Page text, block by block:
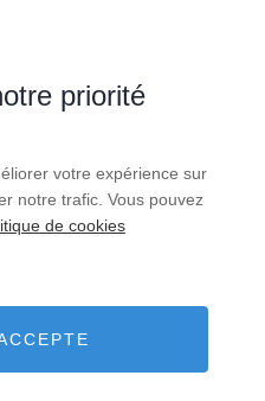
priorité
votre expérience sur
notre trafic. Vous pouvez
de cookies